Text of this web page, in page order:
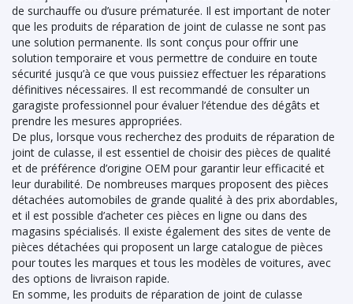
de surchauffe ou d’usure prématurée. Il est important de noter
que les produits de réparation de joint de culasse ne sont pas
une solution permanente. Ils sont conçus pour offrir une
solution temporaire et vous permettre de conduire en toute
sécurité jusqu’à ce que vous puissiez effectuer les réparations
définitives nécessaires. Il est recommandé de consulter un
garagiste professionnel pour évaluer l’étendue des dégâts et
prendre les mesures appropriées.
De plus, lorsque vous recherchez des produits de réparation de
joint de culasse, il est essentiel de choisir des pièces de qualité
et de préférence d’origine OEM pour garantir leur efficacité et
leur durabilité. De nombreuses marques proposent des pièces
détachées automobiles de grande qualité à des prix abordables,
et il est possible d’acheter ces pièces en ligne ou dans des
magasins spécialisés. Il existe également des sites de vente de
pièces détachées qui proposent un large catalogue de pièces
pour toutes les marques et tous les modèles de voitures, avec
des options de livraison rapide.
En somme, les produits de réparation de joint de culasse